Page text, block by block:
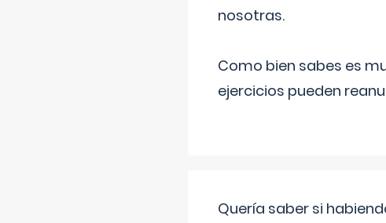
nosotras.
Como bien sabes es
ejercicios pueden
Quería saber si